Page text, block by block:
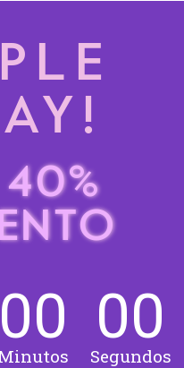
00 00
Segundos